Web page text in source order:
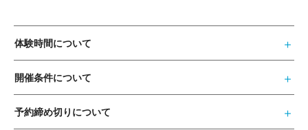
体験時間について
開催条件について
予約締め切りについて